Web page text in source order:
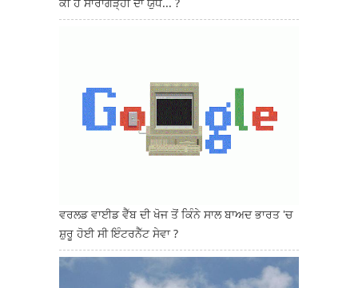
ਵਰਲਡ ਵਾਈਡ ਵੈੱਬ ਦੀ ਖੋਜ ਤੋਂ ਕਿੰਨੇ ਸਾਲ ਬਾਅਦ ਭਾਰਤ 'ਚ
ਸ਼ੁਰੂ ਹੋਈ ਸੀ ਇੰਟਰਨੈੱਟ ਸੇਵਾ ?